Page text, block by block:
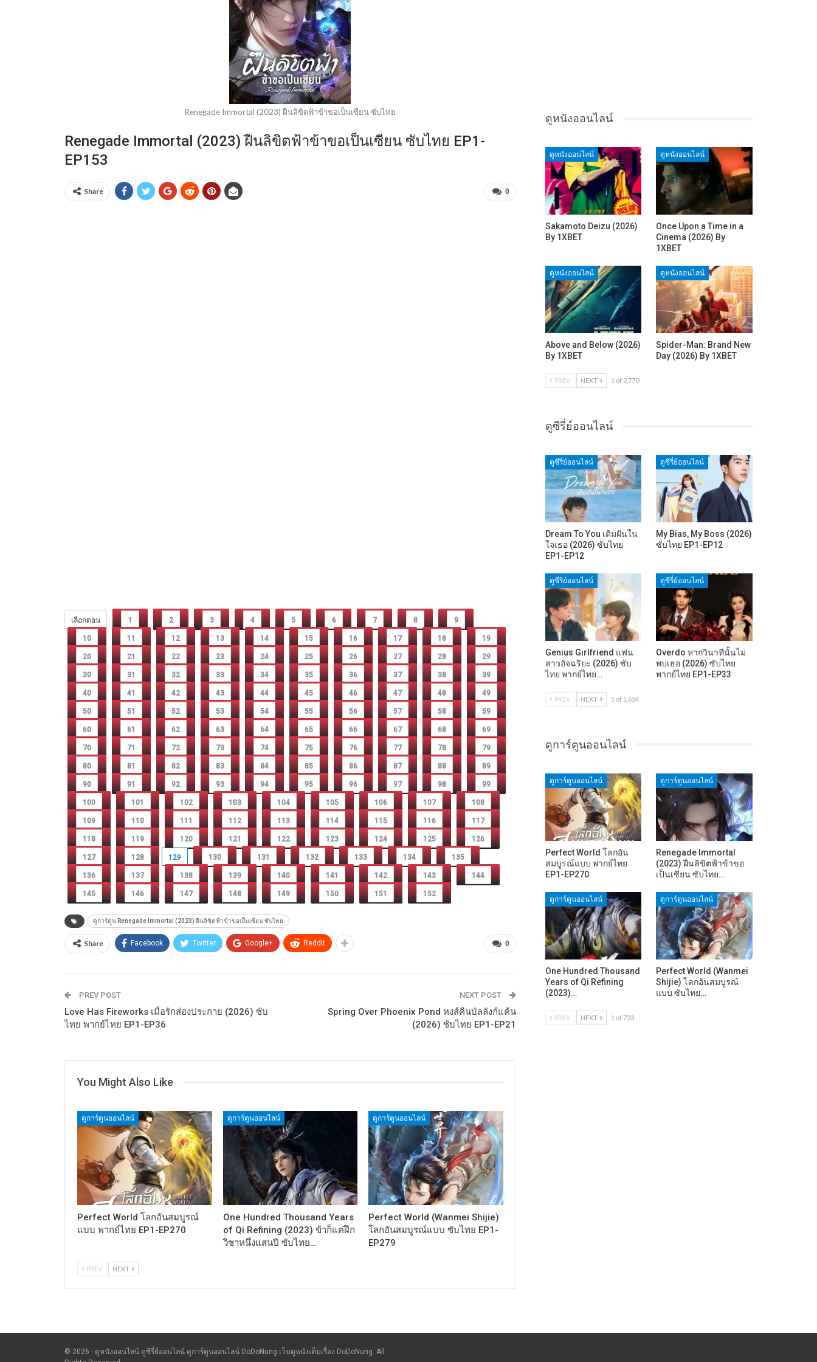
Renegade Immortal (2023) ฝืนลิขิตฟ้าข้าขอเป็นเซียน ซับไทย
Renegade Immortal (2023) ฝืนลิขิตฟ้าข้าขอเป็นเซียน ซับไทย EP1-
EP153
0
Share
เลือกตอน 1 2 3 4 5 6 7 8 9
10 11 12 13 14 15 16 17 18 19
20 21 22 23 24 25 26 27 28 29
30 31 32 33 34 35 36 37 38 39
40 41 42 43 44 45 46 47 48 49
50 51 52 53 54 55 56 57 58 59
60 61 62 63 64 65 66 67 68 69
70 71 72 73 74 75 76 77 78 79
80 81 82 83 84 85 86 87 88 89
90 91 92 93 94 95 96 97 98 99
100 101 102 103 104 105 106 107 108
109 110 111 112 113 114 115 116 117
118 119 120 121 122 123 124 125 126
127 128 129 130 131 132 133 134 135
136 137 138 139 140 141 142 143 144
145 146 147 148 149 150 151 152
ดูการ์ตูน Renegade Immortal (2023) ฝืนลิขิตฟ้าข้าขอเป็นเซียน ซับไทย
0
Share Facebook Twitter Google+ ReddIt
PREV POST
Love Has Fireworks เมื่อรักส่องประกาย (2026) ซับ
ไทย พากย์ไทย EP1-EP36
NEXT POST
Spring Over Phoenix Pond หงส์คืนบัลลังก์แค้น
(2026) ซับไทย EP1-EP21
You Might Also Like
ดูการ์ตูนออนไลน์
Perfect World โลกอันสมบูรณ์
แบบ พากย์ไทย EP1-EP270
ดูการ์ตูนออนไลน์
One Hundred Thousand Years
of Qi Refining (2023) ข้าก็แค่ฝึก
วิชาหนึ่งแสนปี ซับไทย…
ดูการ์ตูนออนไลน์
Perfect World (Wanmei Shijie)
โลกอันสมบูรณ์แบบ ซับไทย EP1-
EP279
PREV NEXT
ดูหนังออนไลน์
ดูหนังออนไลน์
Sakamoto Deizu (2026)
By 1XBET
ดูหนังออนไลน์
Once Upon a Time in a
Cinema (2026) By
1XBET
ดูหนังออนไลน์
Above and Below (2026)
By 1XBET
ดูหนังออนไลน์
Spider-Man: Brand New
Day (2026) By 1XBET
PREV NEXT 1 of 2,770
ดูซีรี่ย์ออนไลน์
ดูซีรี่ย์ออนไลน์
Dream To You เติมฝันใน
ใจเธอ (2026) ซับไทย
EP1-EP12
ดูซีรี่ย์ออนไลน์
My Bias, My Boss (2026)
ซับไทย EP1-EP12
ดูซีรี่ย์ออนไลน์
Genius Girlfriend แฟน
สาวอัจฉริยะ (2026) ซับ
ไทย พากย์ไทย…
ดูซีรี่ย์ออนไลน์
Overdo หากวินาทีนั้นไม่
พบเธอ (2026) ซับไทย
พากย์ไทย EP1-EP33
PREV NEXT 1 of 1,654
ดูการ์ตูนออนไลน์
ดูการ์ตูนออนไลน์
Perfect World โลกอัน
สมบูรณ์แบบ พากย์ไทย
EP1-EP270
ดูการ์ตูนออนไลน์
Renegade Immortal
(2023) ฝืนลิขิตฟ้าข้าขอ
เป็นเซียน ซับไทย…
ดูการ์ตูนออนไลน์
One Hundred Thousand
Years of Qi Refining
(2023)…
ดูการ์ตูนออนไลน์
Perfect World (Wanmei
Shijie) โลกอันสมบูรณ์
แบบ ซับไทย…
PREV NEXT 1 of 733
© 2026 - ดูหนังออนไลน์ ดูซีรี่ย์ออนไลน์ ดูการ์ตูนออนไลน์ DoDoNung เว็บดูหนังเต็มเรื่อง DoDoNung. All